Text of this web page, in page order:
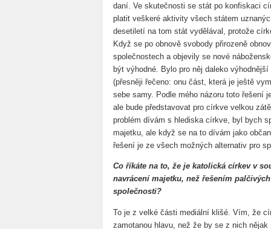
daní. Ve skutečnosti se stát po konfiskaci
platit veškeré aktivity všech státem
desetiletí na tom stát vydělával, protože
Když se po obnově svobody přirozeně
společnostech a objevily se nové
být výhodné. Bylo pro něj daleko
(přesněji řečeno: onu část, která je ještě
sebe samy. Podle mého názoru toto řešení
ale bude představovat pro církve velkou
problém dívám s hlediska církve, byl bych
majetku, ale když se na to dívám jako
řešení je ze všech možných alternativ pro
Co říkáte na to, že je katolická církev v
navrácení majetku, než řešením
společnosti?
To je z velké části mediální klišé. Vím, že
zamotanou hlavu, než že by se z nich